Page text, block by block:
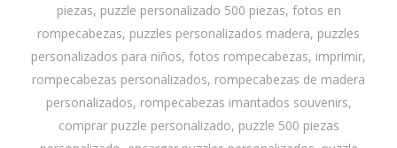
piezas, puzzle personalizado 500 piezas, fotos en
rompecabezas, puzzles personalizados madera, puzzles
personalizados para niños, fotos rompecabezas, imprimir,
rompecabezas personalizados, rompecabezas de madera
personalizados, rompecabezas imantados souvenirs,
comprar puzzle personalizado, puzzle 500 piezas